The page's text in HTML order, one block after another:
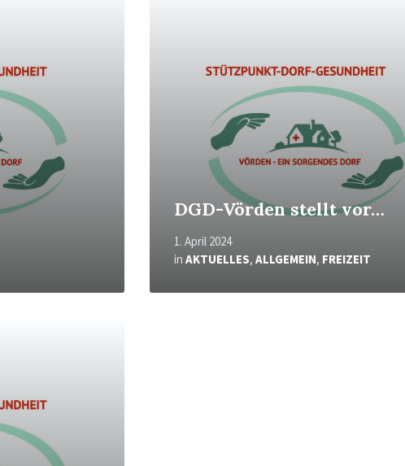
DGD-Vörden stellt vor…
1. April 2024
in AKTUELLES, ALLGEMEIN, FREIZEIT